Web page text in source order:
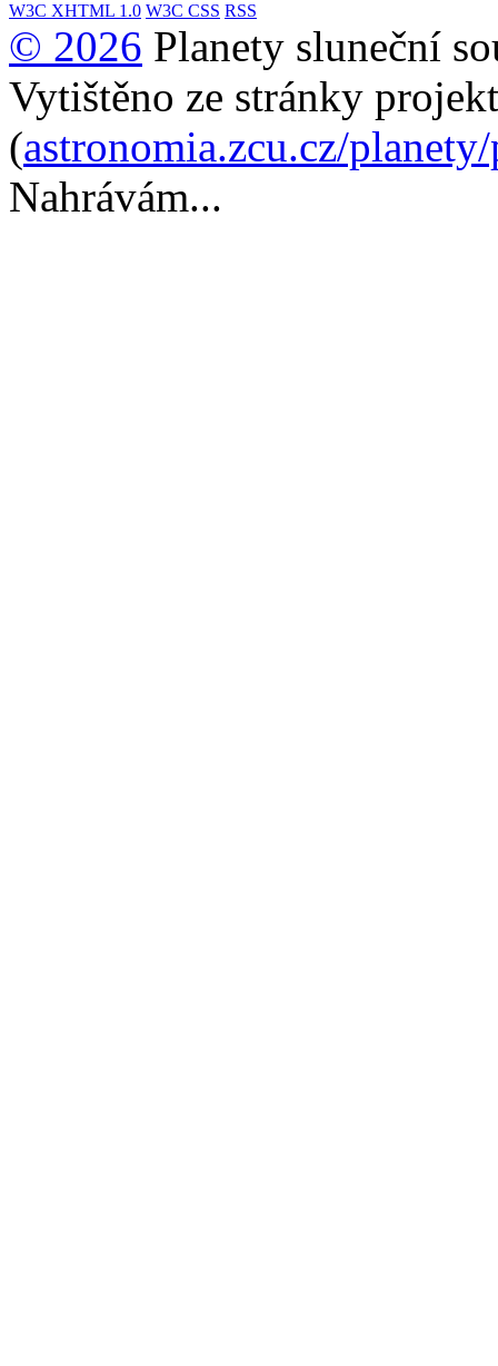
W3C XHTML 1.0 W3C CSS RSS
© 2026 Planety sluneční
Vytištěno ze stránky
(astronomia.zcu.cz/
Nahrávám...